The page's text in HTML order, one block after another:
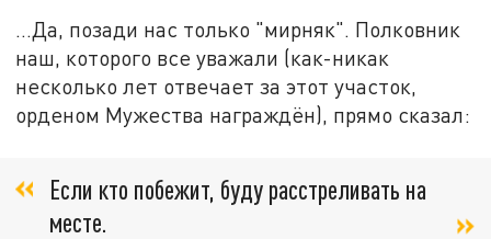
...Да, позади нас только "мирняк". Полковник
наш, которого все уважали (как-никак
несколько лет отвечает за этот участок,
орденом Мужества награждён), прямо сказал:
Если кто побежит, буду расстреливать на
месте.